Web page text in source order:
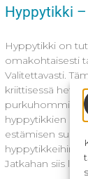
Hyppytikki
Hyppytikki on
omakohtaisesti
Valitettavasti.
kriittisessä
purkuhommiin.
hyppytikkien
estämisen
hyppytikkeihin,
Jatkahan siis